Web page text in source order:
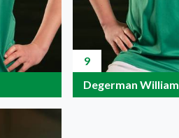
9
Degerman William